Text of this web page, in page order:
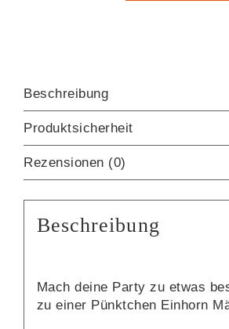
Beschreibung
Produktsicherheit
Rezensionen (0)
Beschreibung
Mach deine Party zu etwas
zu einer Pünktchen Einhorn